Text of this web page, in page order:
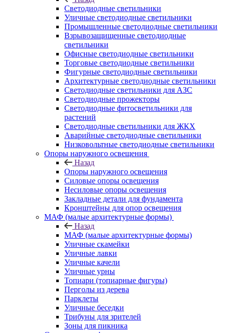
Светодиодные светильники
Уличные светодиодные светильники
Промышленные светодиодные светильники
Взрывозащищенные светодиодные
светильники
Офисные светодиодные светильники
Торговые светодиодные светильники
Фигурные светодиодные светильники
Архитектурные светодиодные светильники
Светодиодные светильники для АЗС
Светодиодные прожекторы
Светодиодные фитосветильники для
растений
Светодиодные светильники для ЖКХ
Аварийные светодиодные светильники
Низковольтные светодиодные светильники
Опоры наружного освещения
Назад
Опоры наружного освещения
Силовые опоры освещения
Несиловые опоры освещения
Закладные детали для фундамента
Кронштейны для опор освещения
МАФ (малые архитектурные формы)
Назад
МАФ (малые архитектурные формы)
Уличные скамейки
Уличные лавки
Уличные качели
Уличные урны
Топиари (топиарные фигуры)
Перголы из дерева
Парклеты
Уличные беседки
Трибуны для зрителей
Зоны для пикника